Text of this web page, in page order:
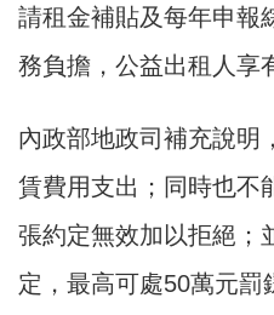
請租金補貼及每年申報
務負擔，公益出租人享
內政部地政司補充說明
賃費用支出；同時也不
張約定無效加以拒絕；
定，最高可處50萬元罰